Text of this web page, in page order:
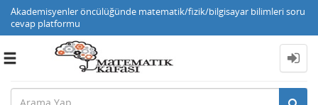
Akademisyenler öncülüğünde matematik/fizik/bilgisayar bilimleri soru
cevap platformu
Toggle